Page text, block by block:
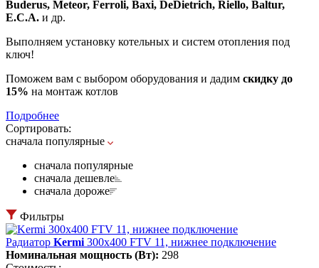
Buderus, Meteor, Ferroli, Baxi, DeDietrich, Riello, Baltur,
E.C.A. и др.
Выполняем установку котельных и систем отопления под
ключ!
Поможем вам с выбором оборудования и дадим скидку до
15% на монтаж котлов
Подробнее
Сортировать:
сначала популярные
сначала популярные
сначала дешевле
сначала дороже
Фильтры
Радиатор Kermi 300х400 FTV 11, нижнее подключение
Номинальная мощность (Вт): 298